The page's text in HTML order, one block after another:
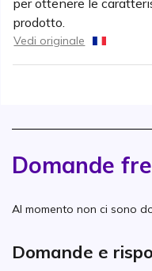
prodotto.
Vedi originale
Domande
Al momento non ci sono
Domande e